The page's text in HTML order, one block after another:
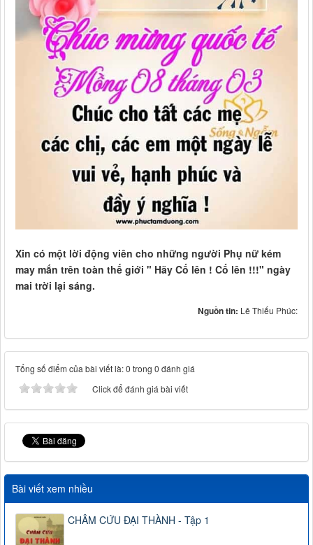
Xin có một lời động viên cho những người Phụ nữ kém
may mắn trên toàn thế giới " Hãy Cố lên ! Cố lên !!!" ngày
mai trời lại sáng.
Nguồn tin: Lê Thiếu Phúc:
Tổng số điểm của bài viết là: 0 trong 0 đánh giá
Click để đánh giá bài viết
Bài viết xem nhiều
CHÂM CỨU ĐẠI THÀNH - Tập 1